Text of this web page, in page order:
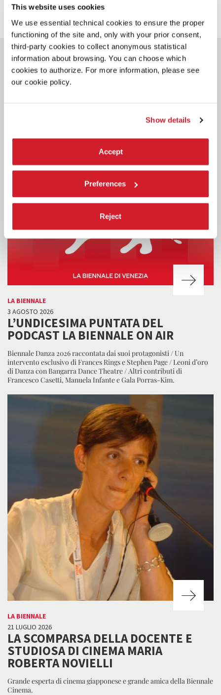
This website uses cookies
We use essential technical cookies to ensure the proper
functioning of the site and, only with your prior consent,
third-party cookies to collect anonymous statistical
information about browsing. You can choose which
cookies to authorize. For more information, please see
our cookie policy.
Show details
Accept
Preferences
Reject
POTREBBE ANCHE
INTERESSARTI
LA BIENNALE
3 AGOSTO 2026
L’UNDICESIMA PUNTATA DEL
PODCAST LA BIENNALE ON AIR
Biennale Danza 2026 raccontata dai suoi protagonisti / Un
intervento esclusivo di Frances Rings e Stephen Page / Leoni d’oro
di Danza con Bangarra Dance Theatre / Altri contributi di
Francesco Casetti, Manuela Infante e Gala Porras-Kim.
LA BIENNALE
21 LUGLIO 2026
LA SCOMPARSA DELLA DOCENTE E
STUDIOSA DI CINEMA MARIA
ROBERTA NOVIELLI
Grande esperta di cinema giapponese e grande amica della Biennale
Cinema.